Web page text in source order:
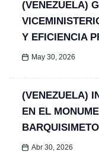
(VENEZUELA)
Y EFICIENCIA
May 30, 2026
(VENEZUELA)
EN EL
BARQUISIMETO
Abr 30, 2026